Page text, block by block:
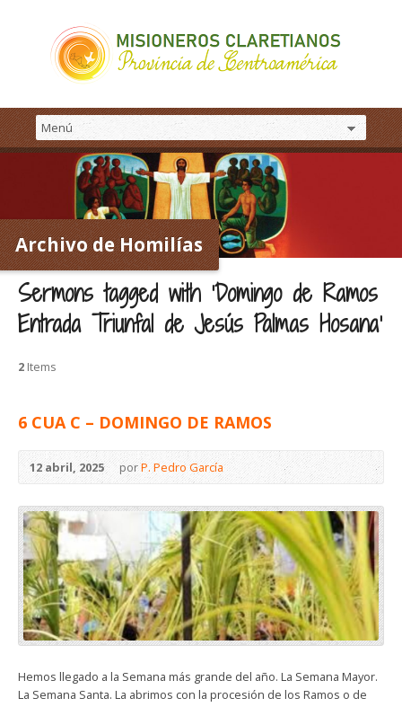
Archivo de Homilías
Sermons tagged with ‘Domingo de Ramos
Entrada Triunfal de Jesús Palmas Hosana’
2 Items
6 CUA C – DOMINGO DE RAMOS
12 abril, 2025 porP. Pedro García
Hemos llegado a la Semana más grande del año. La Semana Mayor.
La Semana Santa. La abrimos con la procesión de los Ramos o de